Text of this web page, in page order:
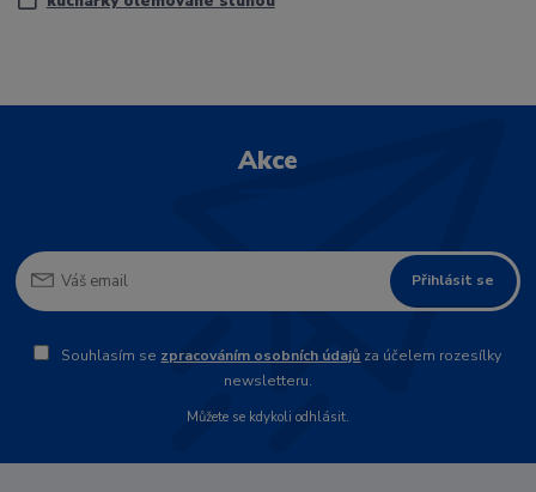
Akce
Přihlásit se
Souhlasím se zpracováním osobních údajů za účelem rozesílky
newsletteru.
Můžete se kdykoli odhlásit.